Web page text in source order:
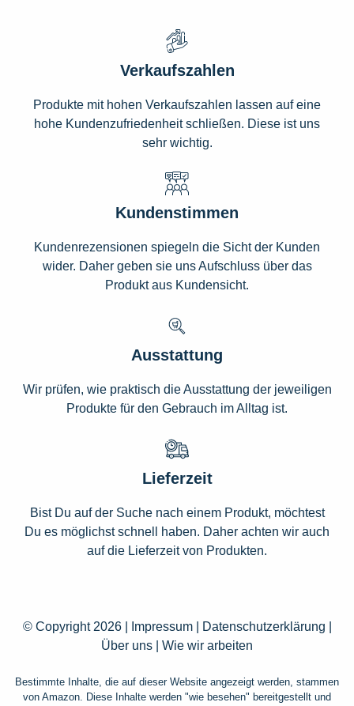
Verkaufszahlen
Produkte mit hohen Verkaufszahlen lassen auf eine
hohe Kundenzufriedenheit schließen. Diese ist uns
sehr wichtig.
Kundenstimmen
Kundenrezensionen spiegeln die Sicht der Kunden
wider. Daher geben sie uns Aufschluss über das
Produkt aus Kundensicht.
Ausstattung
Wir prüfen, wie praktisch die Ausstattung der jeweiligen
Produkte für den Gebrauch im Alltag ist.
Lieferzeit
Bist Du auf der Suche nach einem Produkt, möchtest
Du es möglichst schnell haben. Daher achten wir auch
auf die Lieferzeit von Produkten.
© Copyright 2026 | Impressum| Datenschutzerklärung
Über uns
Wie wir arbeiten
Bestimmte Inhalte, die auf dieser Website angezeigt werden, stammen
von Amazon. Diese Inhalte werden "wie besehen" bereitgestellt und